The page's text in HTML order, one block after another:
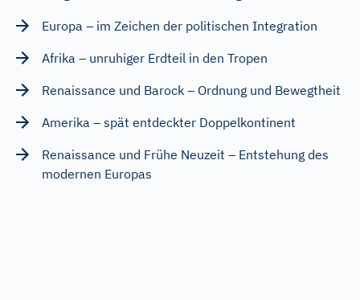
Europa – im Zeichen der politischen Integration
Afrika – unruhiger Erdteil in den Tropen
Renaissance und Barock – Ordnung und Bewegtheit
Amerika – spät entdeckter Doppelkontinent
Renaissance und Frühe Neuzeit – Entstehung des
modernen Europas